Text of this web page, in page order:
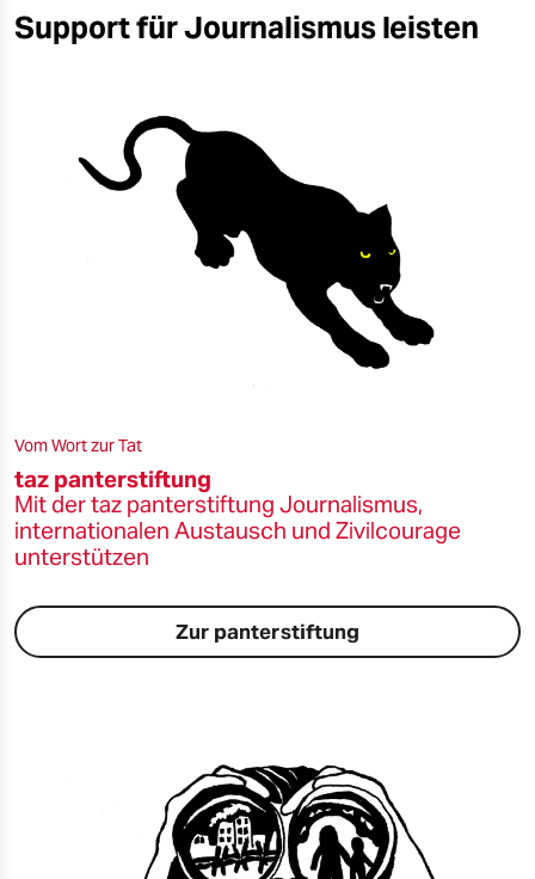
Support für Journalismus leisten
Vom Wort zur Tat
taz panterstiftung
Mit der taz panterstiftung Journalismus,
internationalen Austausch und Zivilcourage
unterstützen
Zur panterstiftung